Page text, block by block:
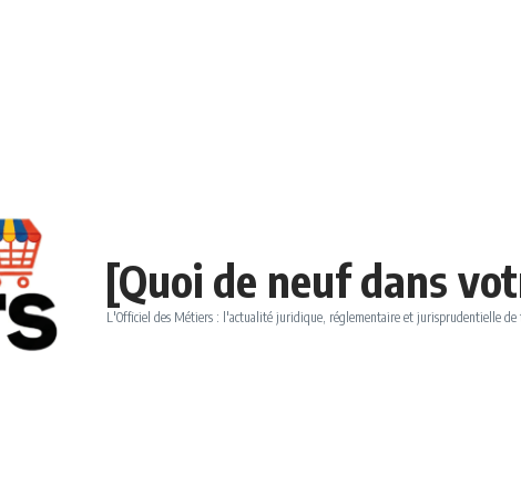
[Quoi de neuf dans
L'Officiel des Métiers : l'actualité juridique, réglementaire et jurisprudentielle de